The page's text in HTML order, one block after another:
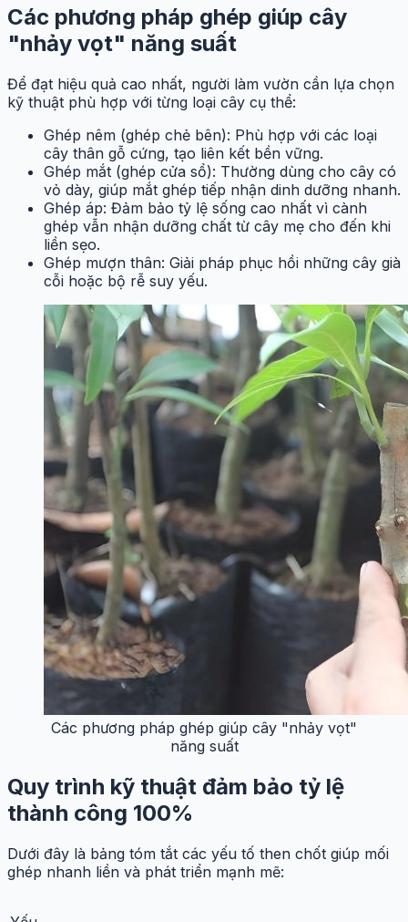
Các phương pháp ghép giúp cây
"nhảy vọt" năng suất
Để đạt hiệu quả cao nhất, người làm vườn cần lựa chọn
kỹ thuật phù hợp với từng loại cây cụ thể:
Ghép nêm (ghép chẻ bên): Phù hợp với các loại
cây thân gỗ cứng, tạo liên kết bền vững.
Ghép mắt (ghép cửa sổ): Thường dùng cho cây có
vỏ dày, giúp mắt ghép tiếp nhận dinh dưỡng nhanh.
Ghép áp: Đảm bảo tỷ lệ sống cao nhất vì cành
ghép vẫn nhận dưỡng chất từ cây mẹ cho đến khi
liền sẹo.
Ghép mượn thân: Giải pháp phục hồi những cây già
cỗi hoặc bộ rễ suy yếu.
Các phương pháp ghép giúp cây "nhảy vọt"
năng suất
Quy trình kỹ thuật đảm bảo tỷ lệ
thành công 100%
Dưới đây là bảng tóm tắt các yếu tố then chốt giúp mối
ghép nhanh liền và phát triển mạnh mẽ: